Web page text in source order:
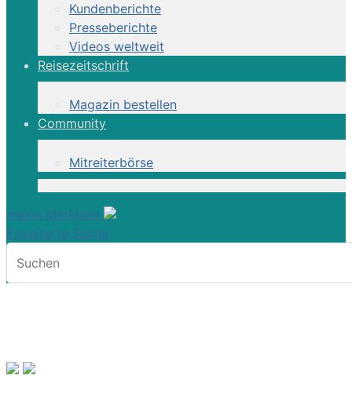
Kundenberichte
Presseberichte
Videos weltweit
Reisezeitschrift
Magazin bestellen
Community
Mitreiterbörse
meine Merkliste
Erweiterte Suche